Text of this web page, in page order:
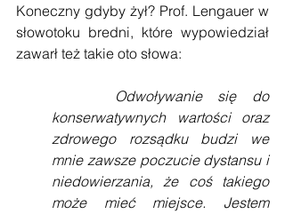
Koneczny gdyby żył? Prof. Lengauer w
słowotoku bredni, które wypowiedział
zawarł też takie oto słowa:
Odwoływanie się do
konserwatywnych wartości oraz
zdrowego rozsądku budzi we
mnie zawsze poczucie dystansu i
niedowierzania, że coś takiego
może mieć miejsce. Jestem